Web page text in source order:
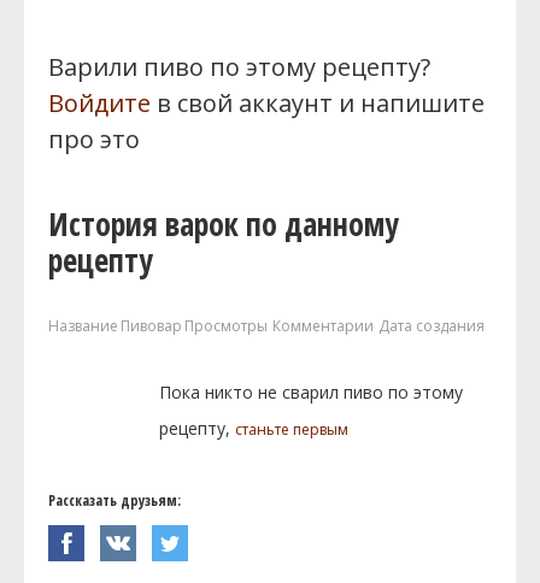
Варили пиво по этому рецепту?
Войдите в свой аккаунт и напишите
про это
История варок по данному
рецепту
Название Пивовар Просмотры Комментарии Дата создания
Пока никто не сварил пиво по этому
рецепту, станьте первым
Рассказать друзьям: